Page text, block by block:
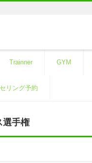
Trainner GYM
リング予約
選手権